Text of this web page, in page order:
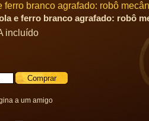
branco agrafado: robô
e ferro branco agrafado: robô
incluído
a um amigo